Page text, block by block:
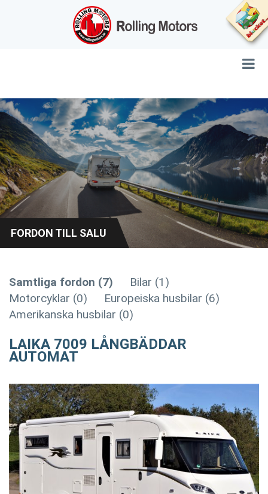
FORDON TILL SALU
Samtliga fordon (7)
Bilar (1)
Motorcyklar (0)
Europeiska husbilar (6)
Amerikanska husbilar (0)
LAIKA 7009 LÅNGBÄDDAR
AUTOMAT